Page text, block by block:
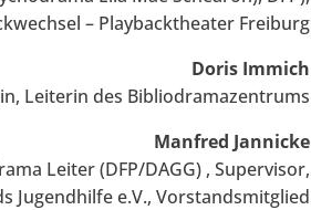
– Playbacktheater Freiburg
Doris Immich
Leiterin des Bibliodramazentrums
Manfred Jannicke
Leiter (DFP/DAGG) , Supervisor,
Jugendhilfe e.V., Vorstandsmitglied